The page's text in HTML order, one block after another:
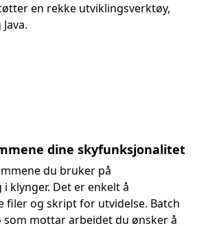
en rekke utviklingsverktøy,
dine skyfunksjonalitet
du bruker på
klynger. Det er enkelt å
filer og skript for utvidelse. Batch
mottar arbeidet du ønsker å